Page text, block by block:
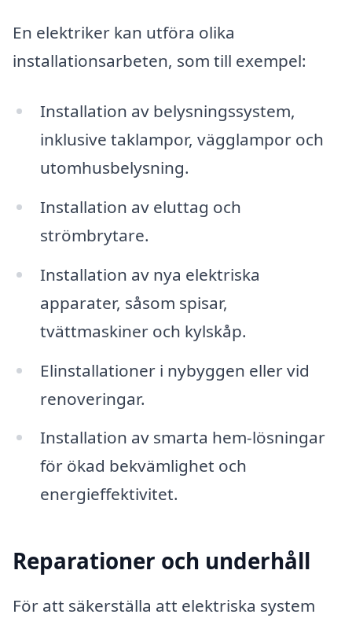
En elektriker kan utföra olika
installationsarbeten, som till exempel:
Installation av belysningssystem,
inklusive taklampor, vägglampor och
utomhusbelysning.
Installation av eluttag och
strömbrytare.
Installation av nya elektriska
apparater, såsom spisar,
tvättmaskiner och kylskåp.
Elinstallationer i nybyggen eller vid
renoveringar.
Installation av smarta hem-lösningar
för ökad bekvämlighet och
energieffektivitet.
Reparationer och underhåll
För att säkerställa att elektriska system